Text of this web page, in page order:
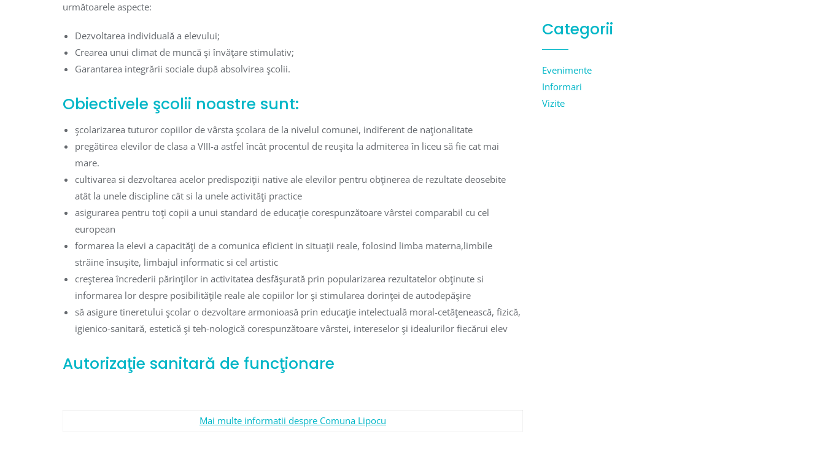
următoarele aspecte:
Dezvoltarea individuală a elevului;
Crearea unui climat de muncă şi învăţare stimulativ;
Garantarea integrării sociale după absolvirea şcolii.
Obiectivele şcolii noastre sunt:
şcolarizarea tuturor copiilor de vârsta şcolara de la nivelul comunei, indiferent de naţionalitate
pregătirea elevilor de clasa a VIII-a astfel încât procentul de reuşita la admiterea în liceu să fie cat mai
mare.
cultivarea si dezvoltarea acelor predispoziţii native ale elevilor pentru obţinerea de rezultate deosebite
atât la unele discipline cât si la unele activităţi practice
asigurarea pentru toţi copii a unui standard de educaţie corespunzătoare vârstei comparabil cu cel
european
formarea la elevi a capacităţi de a comunica eficient in situaţii reale, folosind limba materna,limbile
străine însuşite, limbajul informatic si cel artistic
creşterea încrederii părinţilor in activitatea desfăşurată prin popularizarea rezultatelor obţinute si
informarea lor despre posibilităţile reale ale copiilor lor şi stimularea dorinţei de autodepăşire
să asigure tineretului şcolar o dezvoltare armonioasă prin educaţie intelectuală moral-cetăţenească, fizică,
igienico-sanitară, estetică şi teh-nologică corespunzătoare vârstei, intereselor şi idealurilor fiecărui elev
Autorizaţie sanitară de funcţionare
Mai multe informatii despre Comuna Lipocu
Categorii
Evenimente
Informari
Vizite